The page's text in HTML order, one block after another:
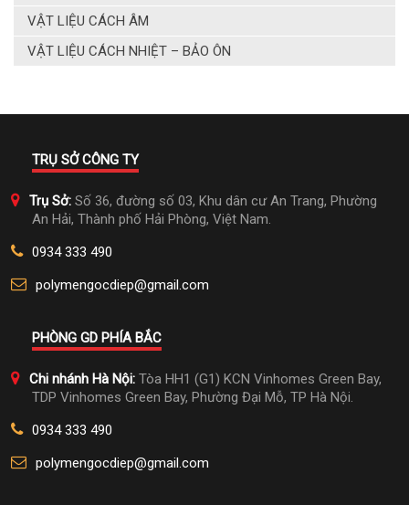
VẬT LIỆU CÁCH ÂM
VẬT LIỆU CÁCH NHIỆT – BẢO ÔN
TRỤ SỞ CÔNG TY
Trụ Sở:Số 36, đường số 03, Khu dân cư An Trang, Phường
An Hải, Thành phố Hải Phòng, Việt Nam.
0934 333 490
polymengocdiep@gmail.com
PHÒNG GD PHÍA BẮC
Chi nhánh Hà Nội: Tòa HH1 (G1) KCN Vinhomes Green Bay,
TDP Vinhomes Green Bay, Phường Đại Mỗ, TP Hà Nội.
0934 333 490
polymengocdiep@gmail.com